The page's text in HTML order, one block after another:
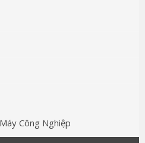
Công Nghiệp